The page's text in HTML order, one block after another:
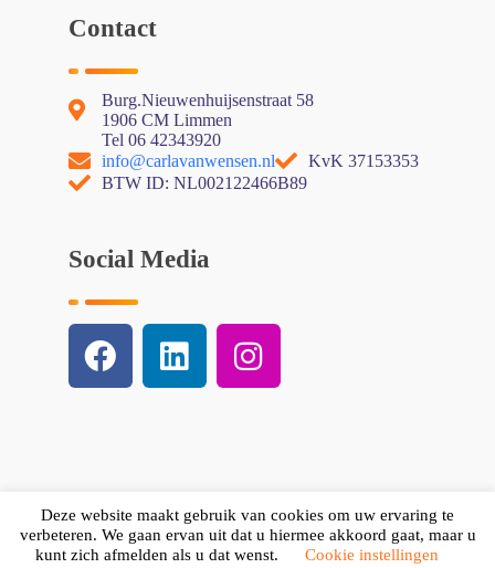
Contact
Burg.Nieuwenhuijsenstraat 58
1906 CM Limmen
Tel 06 42343920
info@carlavanwensen.nl
KvK 37153353
BTW ID: NL002122466B89
Social Media
Deze website maakt gebruik van cookies om uw ervaring te
verbeteren. We gaan ervan uit dat u hiermee akkoord gaat, maar u
kunt zich afmelden als u dat wenst.
Cookie instellingen